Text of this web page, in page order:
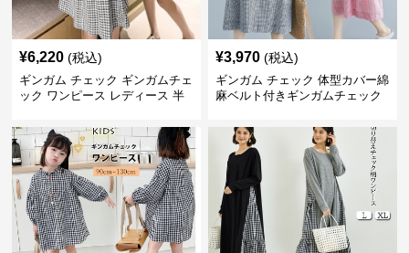
¥6,220 (税込)
ギンガム チェック ギンガムチェ
ック ワンピース レディース 半
¥3,970 (税込)
ギンガム チェック 体型カバー綿
麻ベルト付きギンガムチェック